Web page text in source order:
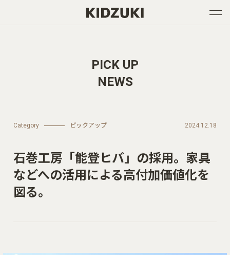
PICK UP
NEWS
Category ピックアップ 2024.12.18
石巻工房「能登ヒバ」の採用。家具
などへの活用による高付加価値化を
図る。